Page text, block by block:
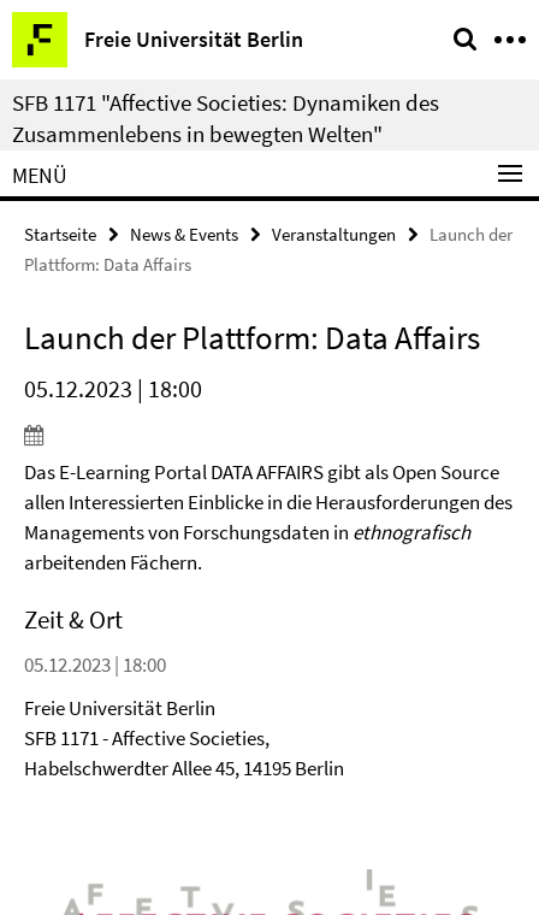
Springe
direkt
zu
Inhalt
Freie Universität Berlin
Service-
Navigation
SFB 1171 "Affective Societies: Dynamiken des
Zusammenlebens in bewegten Welten"
MENÜ
Startseite News & Events Veranstaltungen
Launch der
Plattform: Data Affairs
Launch der Plattform: Data Affairs
05.12.2023 | 18:00
Das E-Learning Portal DATA AFFAIRS gibt als Open Source
allen Interessierten Einblicke in die Herausforderungen des
Managements von Forschungsdaten in ethnografisch
arbeitenden Fächern.
Zeit & Ort
05.12.2023 | 18:00
Freie Universität Berlin
SFB 1171 - Affective Societies,
Habelschwerdter Allee 45, 14195 Berlin